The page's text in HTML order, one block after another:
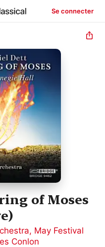
Se connecter
of Moses
, May Festival
Conlon